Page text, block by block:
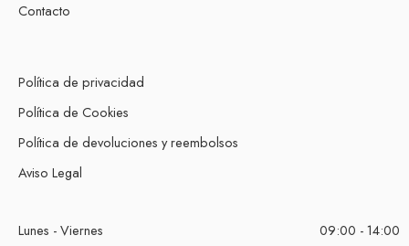
Contacto
Política de privacidad
Política de Cookies
Política de devoluciones y reembolsos
Aviso Legal
Lunes - Viernes
09:00 - 14:00